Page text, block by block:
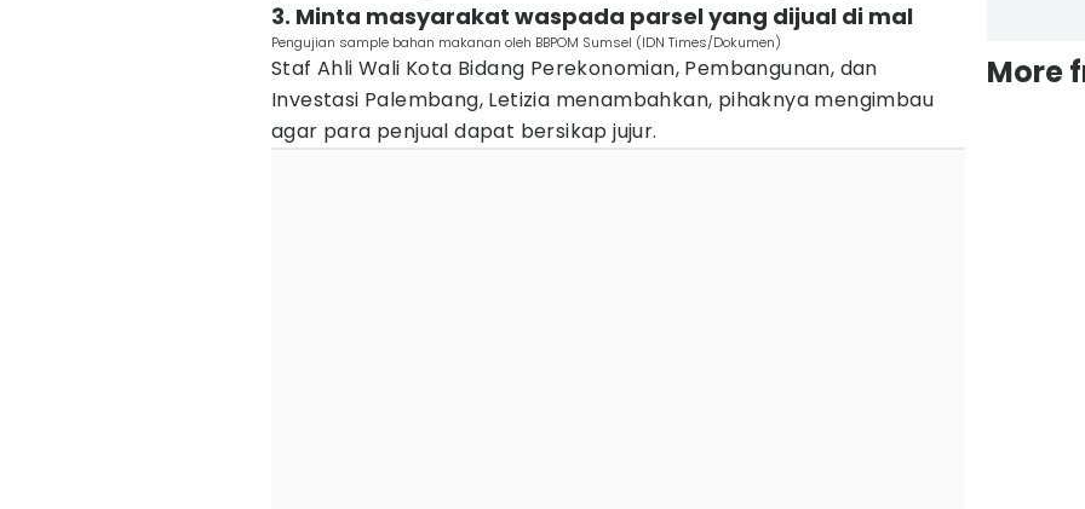
3. Minta masyarakat waspada parsel yang dijual di mal
Pengujian sample bahan makanan oleh BBPOM Sumsel (IDN Times/Dokumen)
Staf Ahli Wali Kota Bidang Perekonomian, Pembangunan, dan
Investasi Palembang, Letizia menambahkan, pihaknya mengimbau
agar para penjual dapat bersikap jujur.
More